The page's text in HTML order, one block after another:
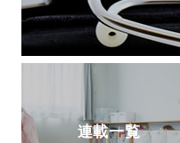
連載一覧